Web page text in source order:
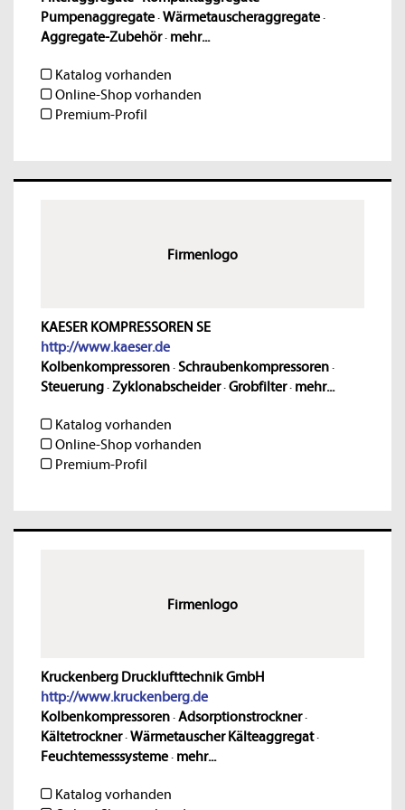
Pumpenaggregate·Wärmetauscheraggregate·
Aggregate-Zubehör· mehr...
Katalog vorhanden
Online-Shop vorhanden
Premium-Profil
Firmenlogo
KAESER KOMPRESSOREN SE
http://www.kaeser.de
Kolbenkompressoren·Schraubenkompressoren·
Steuerung·Zyklonabscheider·Grobfilter· mehr...
Katalog vorhanden
Online-Shop vorhanden
Premium-Profil
Firmenlogo
Kruckenberg Drucklufttechnik GmbH
http://www.kruckenberg.de
Kolbenkompressoren·Adsorptionstrockner·
Kältetrockner·Wärmetauscher Kälteaggregat·
Feuchtemesssysteme· mehr...
Katalog vorhanden